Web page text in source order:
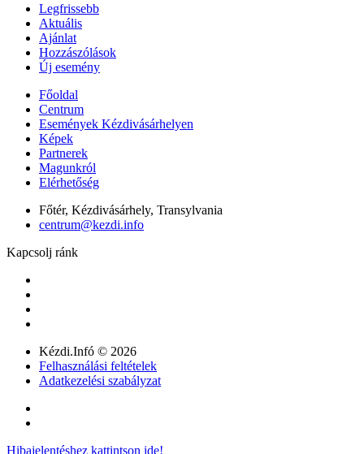
Legfrissebb
Aktuális
Ajánlat
Hozzászólások
Új esemény
Főoldal
Centrum
Események Kézdivásárhelyen
Képek
Partnerek
Magunkról
Elérhetőség
Főtér, Kézdivásárhely, Transylvania
centrum@kezdi.info
Kapcsolj ránk
Kézdi.Infó © 2026
Felhasználási feltételek
Adatkezelési szabályzat
Hibajelentéshez kattintson ide!